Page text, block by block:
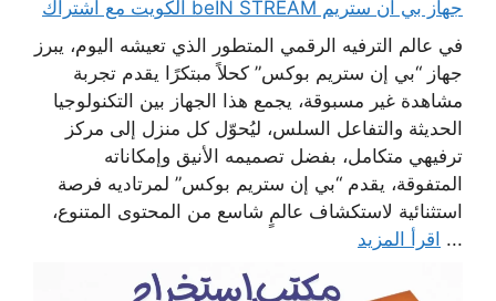
جهاز بي ان ستريم beIN STREAM الكويت مع اشتراك
في عالم الترفيه الرقمي المتطور الذي تعيشه اليوم، يبرز
جهاز “بي إن ستريم بوكس” كحلاً مبتكرًا يقدم تجربة
مشاهدة غير مسبوقة، يجمع هذا الجهاز بين التكنولوجيا
الحديثة والتفاعل السلس، ليُحوّل كل منزل إلى مركز
ترفيهي متكامل، بفضل تصميمه الأنيق وإمكاناته
المتفوقة، يقدم “بي إن ستريم بوكس” لمرتاديه فرصة
استثنائية لاستكشاف عالمٍ شاسع من المحتوى المتنوع،
... اقرأ المزيد